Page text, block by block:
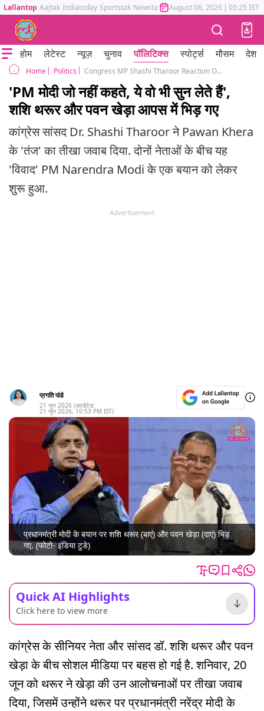
Lallantop Aajtak Indiatoday Sportstak Newstak Mumbai Tak Astrotak
August 06, 2026 | 05:25 IST
होम लेटेस्ट न्यूज़ चुनाव पॉलिटिक्स स्पोर्ट्स मौसम देश
Home Politics Congress MP Shashi Tharoor Reaction On Pawan Khera Taunt PM Narendra Modi Donald Trump Meeting
'PM मोदी जो नहीं कहते, ये वो भी सुन लेते हैं',
शशि थरूर और पवन खेड़ा आपस में भिड़ गए
कांग्रेस सांसद Dr. Shashi Tharoor ने Pawan Khera
के 'तंज' का तीखा जवाब दिया. दोनों नेताओं के बीच यह
'विवाद' PM Narendra Modi के एक बयान को लेकर
शुरू हुआ.
Advertisement
प्रगति पांडे
21 जून 2026 (अपडेटेड:
21 जून 2026, 10:53 PM IST)
प्रधानमंत्री मोदी के बयान पर शशि थरूर (बाएं) और पवन खेड़ा (दाएं) भिड़
गए. (फोटो- इंडिया टुडे)
Quick AI Highlights
Click here to view more
कांग्रेस के सीनियर नेता और सांसद डॉ. शशि थरूर और पवन
खेड़ा के बीच सोशल मीडिया पर बहस हो गई है. शनिवार, 20
जून को थरूर ने खेड़ा की उन आलोचनाओं पर तीखा जवाब
दिया, जिसमें उन्होंने थरूर पर प्रधानमंत्री नरेंद्र मोदी के